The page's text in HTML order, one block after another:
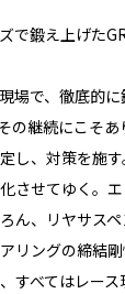
で鍛え上げた
場で、徹底的
の継続にこそ
し、対策を施
させてゆく。
ん、リヤサス
リングの締結
すべてはレー